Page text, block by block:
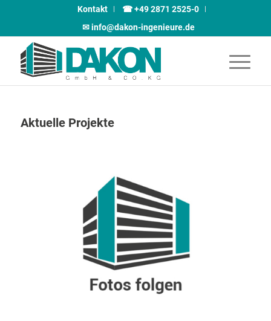
Kontakt
☎ +49 2871 2525-0
✉︎ info@dakon-ingenieure.de
Aktuelle Projekte